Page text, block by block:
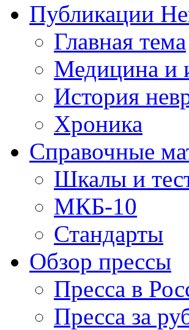
Публикации
Главная тема
Медицина и
История
Хроника
Справочные
Шкалы и
МКБ-10
Стандарты
Обзор прессы
Пресса в
Пресса за